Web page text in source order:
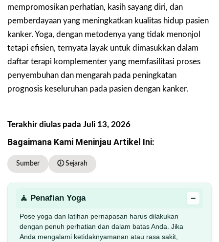
mempromosikan perhatian, kasih sayang diri, dan
pemberdayaan yang meningkatkan kualitas hidup pasien
kanker. Yoga, dengan metodenya yang tidak menonjol
tetapi efisien, ternyata layak untuk dimasukkan dalam
daftar terapi komplementer yang memfasilitasi proses
penyembuhan dan mengarah pada peningkatan
prognosis keseluruhan pada pasien dengan kanker.
Terakhir diulas pada Juli 13, 2026
Bagaimana Kami Meninjau Artikel Ini:
Sumber 🕖 Sejarah
🧘 Penafian Yoga −
Pose yoga dan latihan pernapasan harus dilakukan
dengan penuh perhatian dan dalam batas Anda. Jika
Anda mengalami ketidaknyamanan atau rasa sakit,